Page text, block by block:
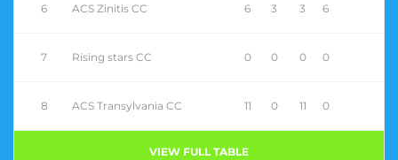
6 ACS Zinitis CC 6 3 3 6
7 Rising stars CC 0 0 0 0
8 ACS Transylvania CC 11 0 11 0
VIEW FULL TABLE